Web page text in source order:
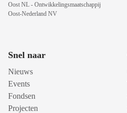
Oost NL - Ontwikkelingsmaatschappij
Oost-Nederland NV
Snel naar
Nieuws
Events
Fondsen
Projecten